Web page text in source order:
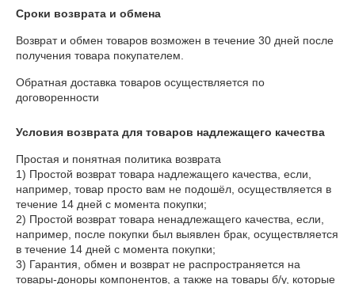
Сроки возврата и обмена
Возврат и обмен товаров возможен в течение 30 дней после
получения товара покупателем.
Обратная доставка товаров осуществляется по
договоренности
Условия возврата для товаров надлежащего качества
Простая и понятная политика возврата
1) Простой возврат товара надлежащего качества, если,
например, товар просто вам не подошёл, осуществляется в
течение 14 дней с момента покупки;
2) Простой возврат товара ненадлежащего качества, если,
например, после покупки был выявлен брак, осуществляется
в течение 14 дней с момента покупки;
3) Гарантия, обмен и возврат не распространяется на
товары-доноры компонентов, а также на товары б/у, которые